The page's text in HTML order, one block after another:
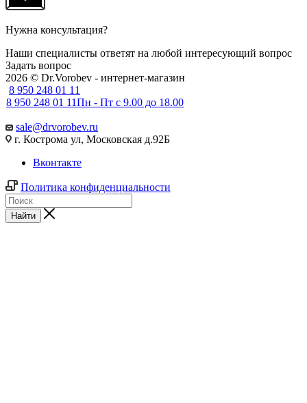
Нужна консультация?
Наши специалисты ответят на любой интересующий вопрос
Задать вопрос
2026 © Dr.Vorobev - интернет-магазин
8 950 248 01 11
8 950 248 01 11Пн - Пт с 9.00 до 18.00
sale@drvorobev.ru
г. Кострома ул, Московская д.92Б
Вконтакте
Политика конфиденциальности
Найти